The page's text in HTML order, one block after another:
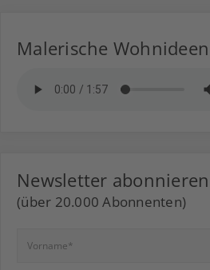
Malerische
Newsletter abonnieren
(über 20.000 Abonnenten)